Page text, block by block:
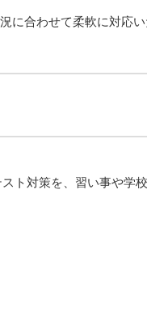
に合わせて柔軟に対応い
ト対策を、習い事や学